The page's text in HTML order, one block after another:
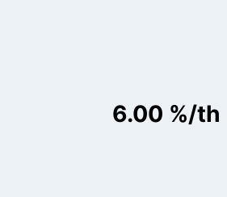
6.00 %/th